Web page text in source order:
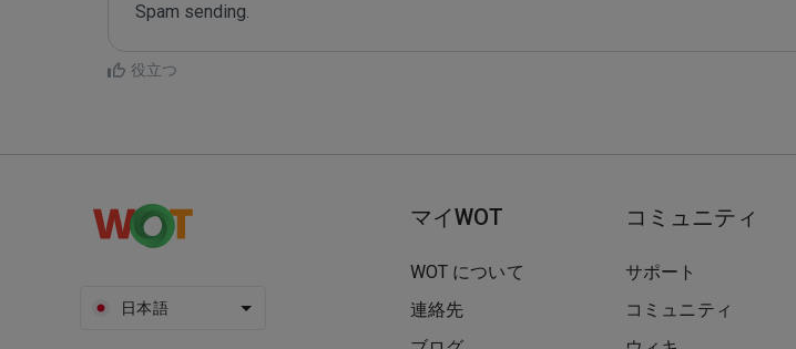
Spam sending.
役立つ
日本語
マイWOT
WOT について
連絡先
コミュニティ
サポート
コミュニティ